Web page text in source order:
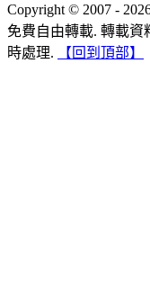
Copyright © 2007 -
免費自由轉載. 轉載
時處理.
【回到頂部】